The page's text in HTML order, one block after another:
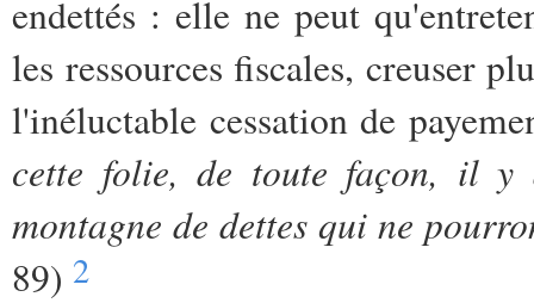
endettés : elle ne peut
les ressources fiscales, creuser
l'inéluctable cessation de
cette folie, de toute façon, il y
montagne de dettes qui ne
89) 2